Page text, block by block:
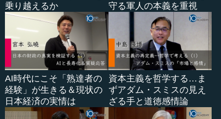
乗り越えるか
守る軍人の本義を重視
AI時代にこそ「熟達者の
経験」が生きる＆現状の
日本経済の実情は
資本主義を哲学する…ま
ずアダム・スミスの見え
ざる手と道徳感情論